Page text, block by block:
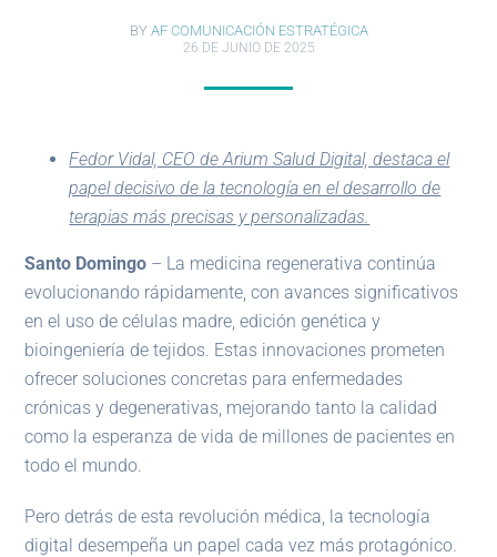
BY AF COMUNICACIÓN ESTRATÉGICA
26 DE JUNIO DE 2025
Fedor Vidal, CEO de Arium Salud Digital, destaca el
papel decisivo de la tecnología en el desarrollo de
terapias más precisas y personalizadas.
Santo Domingo – La medicina regenerativa continúa
evolucionando rápidamente, con avances significativos
en el uso de células madre, edición genética y
bioingeniería de tejidos. Estas innovaciones prometen
ofrecer soluciones concretas para enfermedades
crónicas y degenerativas, mejorando tanto la calidad
como la esperanza de vida de millones de pacientes en
todo el mundo.
Pero detrás de esta revolución médica, la tecnología
digital desempeña un papel cada vez más protagónico.